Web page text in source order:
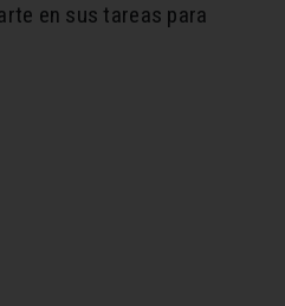
en sus tareas para